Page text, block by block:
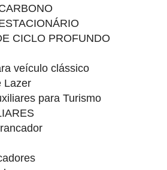
CICLO PROFUNDO
veículo clássico
Lazer
para Turismo